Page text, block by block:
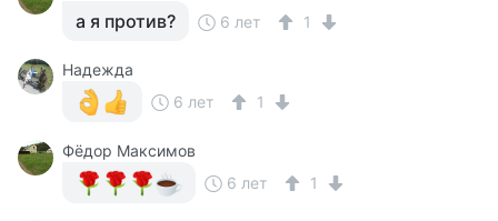
а я против? 6 лет 1
Надежда
6 лет
1
Фёдор Максимов
6 лет
1